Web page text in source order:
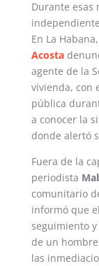
Durante esas
En La
Acosta
agente de la
vivienda, con
pública
a conocer la
donde alertó
Fuera de la
periodista
comunitario
informó que el
seguimiento
de un
las